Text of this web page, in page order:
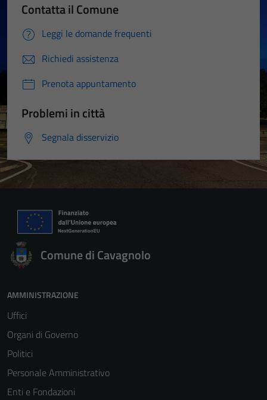
Contatta il Comune
Leggi le domande frequenti
Richiedi assistenza
Prenota appuntamento
Problemi in città
Segnala disservizio
Comune di Cavagnolo
AMMINISTRAZIONE
Uffici
Organi di Governo
Politici
Personale Amministrativo
Enti e Fondazioni